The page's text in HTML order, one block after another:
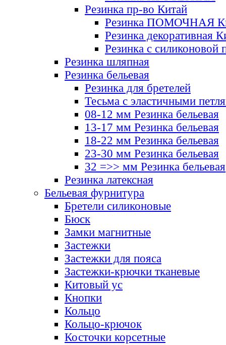
Резинка пр-во Китай
Резинка ПОМОЧНАЯ
Резинка декоративная
Резинка с силиконовой
Резинка шляпная
Резинка бельевая
Резинка для бретелей
Тесьма с эластичными
08-12 мм Резинка бельевая
13-17 мм Резинка бельевая
18-22 мм Резинка бельевая
23-30 мм Резинка бельевая
32 =>> мм Резинка бельевая
Резинка латексная
Бельевая фурнитура
Бретели силиконовые
Бюск
Замки магнитные
Застежки
Застежки для пояса
Застежки-крючки тканевые
Китовый ус
Кнопки
Кольцо
Кольцо-крючок
Косточки корсетные